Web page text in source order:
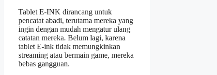
Tablet E-INK dirancang untuk
pencatat abadi, terutama mereka yang
ingin dengan mudah mengatur ulang
catatan mereka. Belum lagi, karena
tablet E-ink tidak memungkinkan
streaming atau bermain game, mereka
bebas gangguan.